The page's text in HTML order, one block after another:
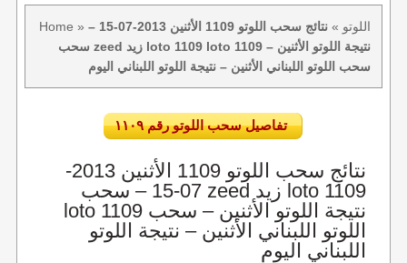
Home » اللوتو »
نتائج سحب اللوتو 1109 الأثنين 2013-07-15 –
سحب zeed زيد loto 1109 loto 1109 نتيجة اللوتو الأثنين –
سحب اللوتو اللبناني الأثنين – نتيجة اللوتو اللبناني اليوم
تفاصيل سحب اللوتو رقم ١١٠٩
نتائج سحب اللوتو 1109 الأثنين 2013-
07-15 – سحب zeed زيد loto 1109
loto 1109 نتيجة اللوتو الأثنين – سحب
اللوتو اللبناني الأثنين – نتيجة اللوتو
اللبناني اليوم